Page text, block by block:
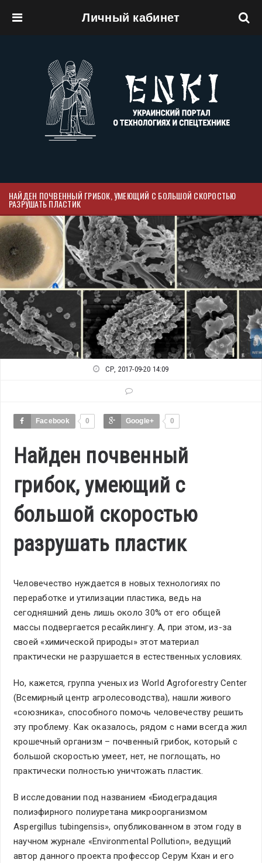
Личный кабинет
НАЙДЕН ПОЧВЕННЫЙ ГРИБОК, УМЕЮЩИЙ С БОЛЬШОЙ СКОРОСТЬЮ
РАЗРУШАТЬ ПЛАСТИК
СР, 2017-09-20 14:09
Facebook 0 Google+ 0
Найден почвенный
грибок, умеющий с
большой скоростью
разрушать пластик
Человечество нуждается в новых технологиях по
переработке и утилизации пластика, ведь на
сегодняшний день лишь около 30% от его общей
массы подвергается ресайклингу. А, при этом, из-за
своей «химической природы» этот материал
практически не разрушается в естественных условиях.
Но, кажется, группа ученых из World Agroforestry Center
(Всемирный центр агролесоводства), нашли живого
«союзника», способного помочь человечеству решить
эту проблему. Как оказалось, рядом с нами всегда жил
крошечный организм – почвенный грибок, который с
большой скоростью умеет, нет, не поглощать, но
практически полностью уничтожать пластик.
В исследовании под названием «Биодеградация
полиэфирного полиуретана микроорганизмом
Aspergillus tubingensis», опубликованном в этом году в
научном журнале «Environmental Pollution», ведущий
автор данного проекта профессор Серум Кхан и его